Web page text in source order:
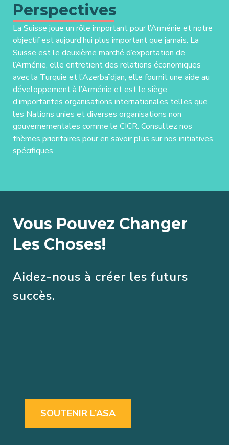
Perspectives
La Suisse joue un rôle important pour l’Arménie et notre
objectif est aujourd’hui plus important que jamais. La
Suisse est le deuxième marché d’exportation de
l’Arménie, elle entretient des relations économiques
avec la Turquie et l’Azerbaïdjan, elle fournit une aide au
développement à l’Arménie et est le siège
d’importantes organisations internationales telles que
les Nations unies et diverses organisations non
gouvernementales comme le CICR. Consultez nos
thèmes prioritaires pour en savoir plus sur nos initiatives
spécifiques.
Vous Pouvez Changer
Les Choses!
Aidez-nous à créer les futurs
succès.
SOUTENIR L’ASA